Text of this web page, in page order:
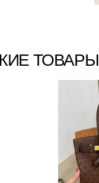
ТОВАРЫ